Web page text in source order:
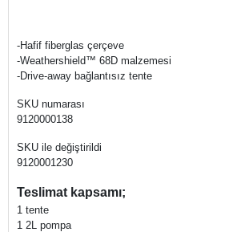
-Hafif fiberglas çerçeve
-Weathershield™ 68D malzemesi
-Drive-away bağlantısız tente
SKU numarası
9120000138
SKU ile değiştirildi
9120001230
Teslimat kapsamı;
1 tente
1 2L pompa